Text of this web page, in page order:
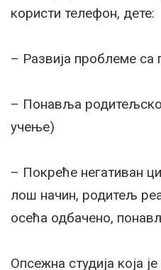
користи телефон, дете:
– Развија проблеме
– Понавља
учење)
– Покреће негативан
лош начин, родитељ
осећа одбачено,
Опсежна студија која